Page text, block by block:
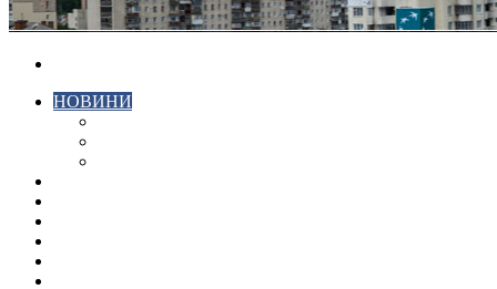
НОВИНИ